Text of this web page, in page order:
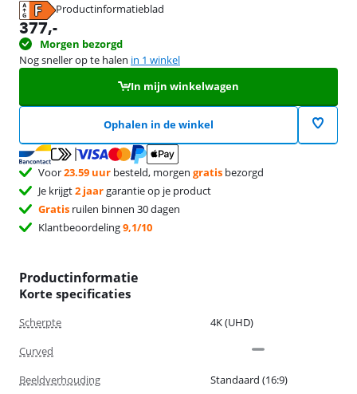
Productinformatieblad
opent in nieuw tabblad
377,-
Morgen bezorgd
Nog sneller op te halen in 1 winkel
In mijn winkelwagen
Ophalen in de winkel
Voor23.59 uur besteld, morgen gratis bezorgd
Je krijgt2 jaargarantie op je product
Gratis ruilen binnen 30 dagen
Klantbeoordeling9,1/10
Productinformatie
Korte specificaties
Scherpte
4K (UHD)
Curved
Beeldverhouding
Standaard (16:9)